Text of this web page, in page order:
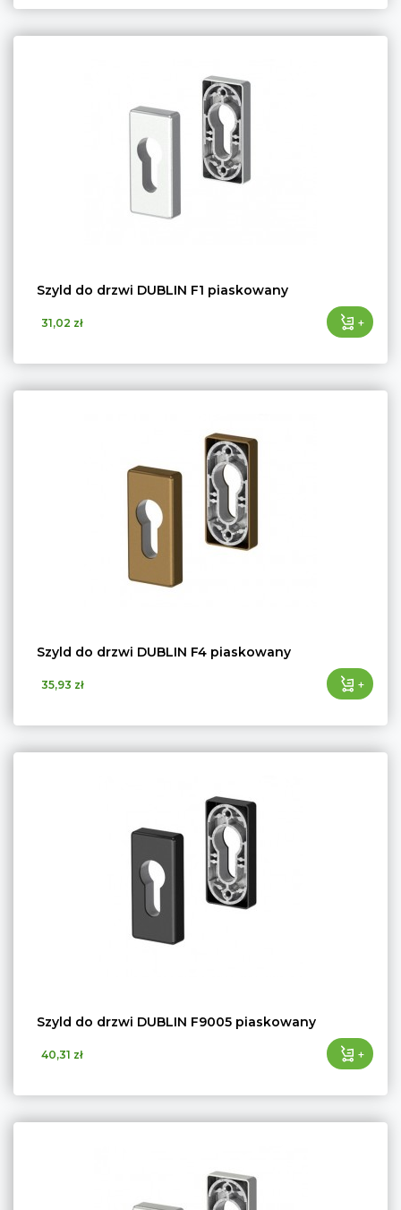
Szyld do drzwi DUBLIN F1 piaskowany
31,02 zł +
Szyld do drzwi DUBLIN F4 piaskowany
35,93 zł +
Szyld do drzwi DUBLIN F9005 piaskowany
40,31 zł +